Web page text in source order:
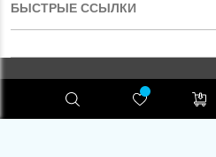
БЫСТРЫЕ ССЫЛКИ
RAILWAYMODEL.COM ©2001-2026